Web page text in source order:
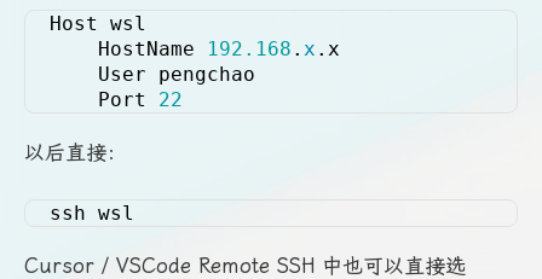
Host wsl
    HostName
192.168 . x .x
    User pengchao
    Port
22
以后直接：
ssh wsl
Cursor / VSCode Remote SSH 中也可以直接选